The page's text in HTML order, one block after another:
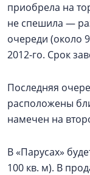
приобрела на
не спешила —
очереди (около
2012-го. Срок
Последняя
расположены
намечен на
В «Парусах»
100 кв. м). В